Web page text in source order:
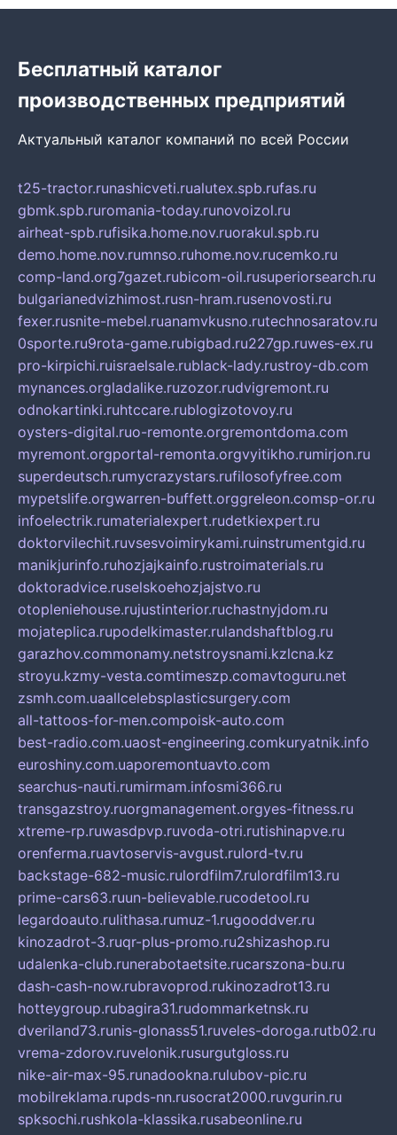
Бесплатный каталог
производственных предприятий
Актуальный каталог компаний по всей России
t25-tractor.runashicveti.rualutex.spb.rufas.ru
gbmk.spb.ruromania-today.runovoizol.ru
airheat-spb.rufisika.home.nov.ruorakul.spb.ru
demo.home.nov.rumnso.ruhome.nov.rucemko.ru
comp-land.org7gazet.rubicom-oil.rusuperiorsearch.ru
bulgarianedvizhimost.rusn-hram.rusenovosti.ru
fexer.rusnite-mebel.ruanamvkusno.rutechnosaratov.ru
0sporte.ru9rota-game.rubigbad.ru227gp.ruwes-ex.ru
pro-kirpichi.ruisraelsale.rublack-lady.rustroy-db.com
mynances.orgladalike.ruzozor.rudvigremont.ru
odnokartinki.ruhtccare.rublogizotovoy.ru
oysters-digital.ruo-remonte.orgremontdoma.com
myremont.orgportal-remonta.orgvyitikho.rumirjon.ru
superdeutsch.rumycrazystars.rufilosofyfree.com
mypetslife.orgwarren-buffett.orggreleon.comsp-or.ru
infoelectrik.rumaterialexpert.rudetkiexpert.ru
doktorvilechit.ruvsesvoimirykami.ruinstrumentgid.ru
manikjurinfo.ruhozjajkainfo.rustroimaterials.ru
doktoradvice.ruselskoehozjajstvo.ru
otopleniehouse.rujustinterior.ruchastnyjdom.ru
mojateplica.rupodelkimaster.rulandshaftblog.ru
garazhov.commonamy.netstroysnami.kzlcna.kz
stroyu.kzmy-vesta.comtimeszp.comavtoguru.net
zsmh.com.uaallcelebsplasticsurgery.com
all-tattoos-for-men.compoisk-auto.com
best-radio.com.uaost-engineering.comkuryatnik.info
euroshiny.com.uaporemontuavto.com
searchus-nauti.rumirmam.infosmi366.ru
transgazstroy.ruorgmanagement.orgyes-fitness.ru
xtreme-rp.ruwasdpvp.ruvoda-otri.rutishinapve.ru
orenferma.ruavtoservis-avgust.rulord-tv.ru
backstage-682-music.rulordfilm7.rulordfilm13.ru
prime-cars63.ruun-believable.rucodetool.ru
legardoauto.rulithasa.rumuz-1.rugooddver.ru
kinozadrot-3.ruqr-plus-promo.ru2shizashop.ru
udalenka-club.runerabotaetsite.rucarszona-bu.ru
dash-cash-now.rubravoprod.rukinozadrot13.ru
hotteygroup.rubagira31.rudommarketnsk.ru
dveriland73.runis-glonass51.ruveles-doroga.rutb02.ru
vrema-zdorov.ruvelonik.rusurgutgloss.ru
nike-air-max-95.runadookna.rulubov-pic.ru
mobilreklama.rupds-nn.rusocrat2000.ruvgurin.ru
spksochi.rushkola-klassika.rusabeonline.ru